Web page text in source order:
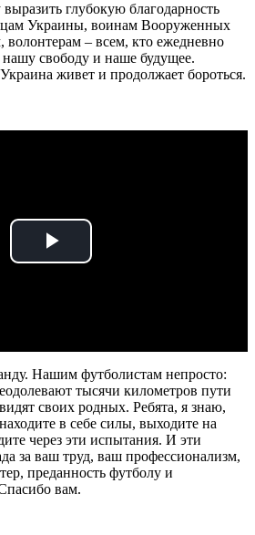
глубокую благодарность
Украины, воинам Вооруженных
– всем, кто ежедневно
свободу и наше будущее.
живет и продолжает бороться.
Play
Нашим футболистам непросто:
тысячи километров пути
своих родных. Ребята, я знаю,
в себе силы, выходите на
через эти испытания. И эти
за ваш труд, ваш профессионализм,
преданность футболу и
вам.